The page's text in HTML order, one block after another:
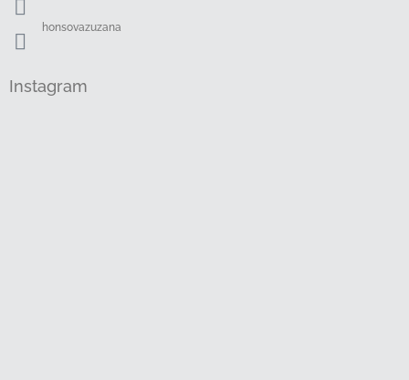
honsovazuzana
Instagram